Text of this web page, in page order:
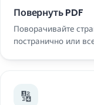
Повернуть PDF
Поворачивайте
постранично или
🔢